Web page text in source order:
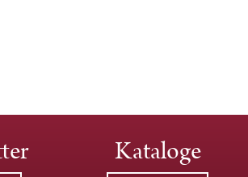
Kataloge